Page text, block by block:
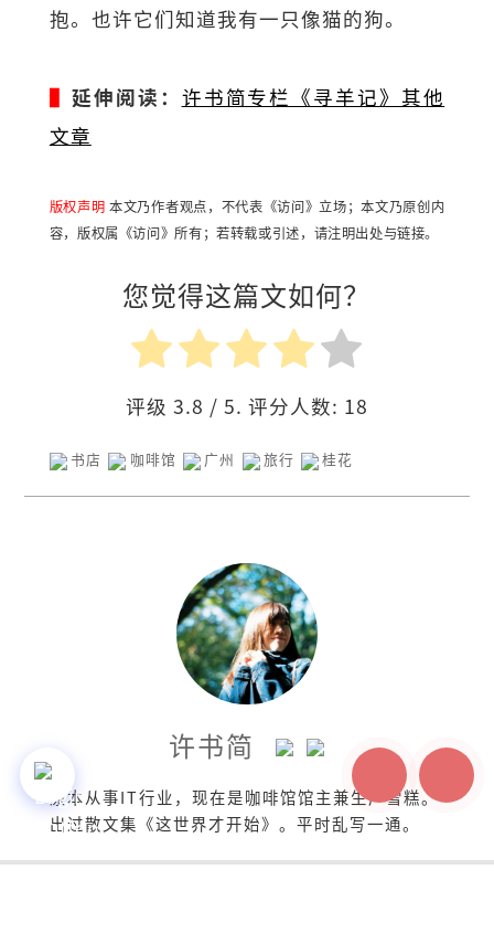
抱。 也许它们知道我有一只像猫的狗。
▌ 延伸阅读： 许书简专栏《寻羊记》其他
文章
版权声明本文乃作者观点，不代表《访问》立场；本文乃原创内
容，版权属《访问》所有；若转载或引述，请注明出处与链接。
您觉得这篇文如何？
评级 3.8 / 5. 评分人数: 18
书店 咖啡馆 广州 旅行 桂花
许书简
原本从事IT行业，现在是咖啡馆馆主兼生产雪糕。
出过散文集《这世界才开始》。平时乱写一通。